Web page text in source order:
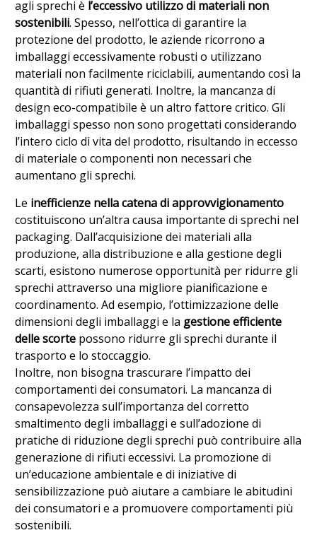
agli sprechi è l’eccessivo utilizzo di materiali non
sostenibili. Spesso, nell’ottica di garantire la
protezione del prodotto, le aziende ricorrono a
imballaggi eccessivamente robusti o utilizzano
materiali non facilmente riciclabili, aumentando così la
quantità di rifiuti generati. Inoltre, la mancanza di
design eco-compatibile è un altro fattore critico. Gli
imballaggi spesso non sono progettati considerando
l’intero ciclo di vita del prodotto, risultando in eccesso
di materiale o componenti non necessari che
aumentano gli sprechi.
Le inefficienze nella catena di approvvigionamento
costituiscono un’altra causa importante di sprechi nel
packaging. Dall’acquisizione dei materiali alla
produzione, alla distribuzione e alla gestione degli
scarti, esistono numerose opportunità per ridurre gli
sprechi attraverso una migliore pianificazione e
coordinamento. Ad esempio, l’ottimizzazione delle
dimensioni degli imballaggi e la gestione efficiente
delle scortepossono ridurre gli sprechi durante il
trasporto e lo stoccaggio.
Inoltre, non bisogna trascurare l’impatto dei
comportamenti dei consumatori. La mancanza di
consapevolezza sull’importanza del corretto
smaltimento degli imballaggi e sull’adozione di
pratiche di riduzione degli sprechi può contribuire alla
generazione di rifiuti eccessivi. La promozione di
un’educazione ambientale e di iniziative di
sensibilizzazione può aiutare a cambiare le abitudini
dei consumatori e a promuovere comportamenti più
sostenibili.